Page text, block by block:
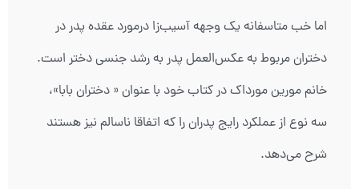
اما خب متاسفانه یک وجهه آسیب‌زا درمورد عقده پدر در
دختران مربوط به عکس‌العمل پدر به رشد جنسی دختر است.
خانم مورین مورداک در کتاب خود با عنوان « دختران بابا»،
سه نوع از عملکرد رایج پدران را که اتفاقا ناسالم نیز هستند
شرح می‌دهد.